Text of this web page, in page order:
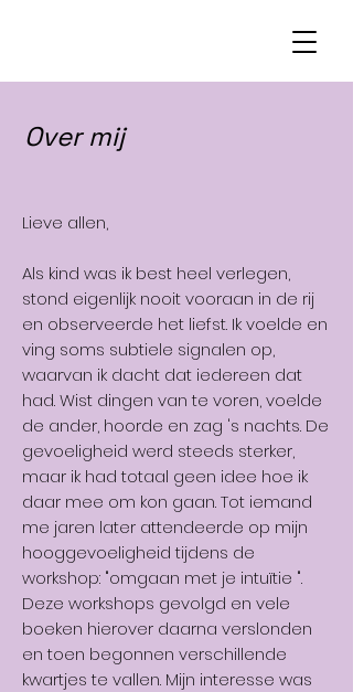
Over mij
Lieve allen,
Als kind was ik best heel verlegen,
stond eigenlijk nooit vooraan in de rij
en observeerde het liefst. Ik voelde en
ving soms subtiele signalen op,
waarvan ik dacht dat iedereen dat
had. Wist dingen van te voren, voelde
de ander, hoorde en zag 's nachts. De
gevoeligheid werd steeds sterker,
maar ik had totaal geen idee hoe ik
daar mee om kon gaan. Tot iemand
me jaren later attendeerde op mijn
hooggevoeligheid tijdens de
workshop: "omgaan met je intuïtie ".
Deze workshops gevolgd en vele
boeken hierover daarna verslonden
en toen begonnen verschillende
kwartjes te vallen. Mijn interesse was